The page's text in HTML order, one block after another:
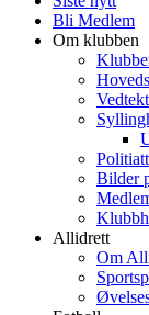
Bli Medlem
Om klubben
Bilder
Allidrett
Om